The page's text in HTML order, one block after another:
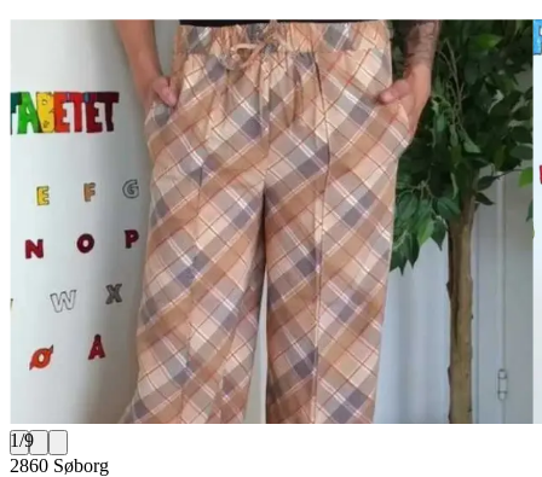
1/9
2860 Søborg